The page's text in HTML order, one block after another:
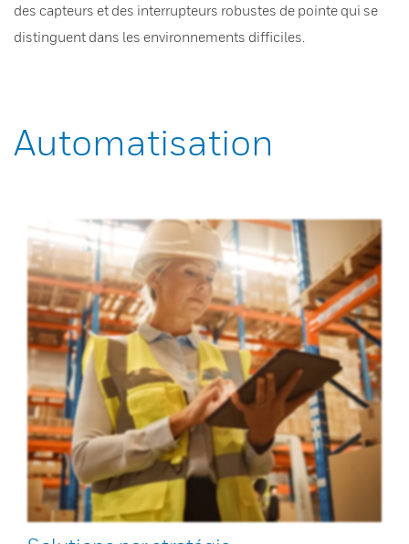
des capteurs et des interrupteurs robustes de pointe qui se
distinguent dans les environnements difficiles.
Automatisation